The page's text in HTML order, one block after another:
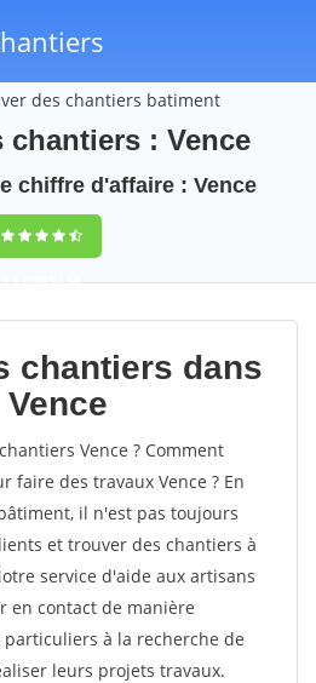
des chantiers batiment
chantiers : Vence
chiffre d'affaire : Vence
9,5(100%)38
votes
chantiers dans
Vence ? Comment
faire des travaux Vence ? En
il n'est pas toujours
et trouver des chantiers à
service d'aide aux artisans
en contact de manière
à la recherche de
leurs projets travaux.